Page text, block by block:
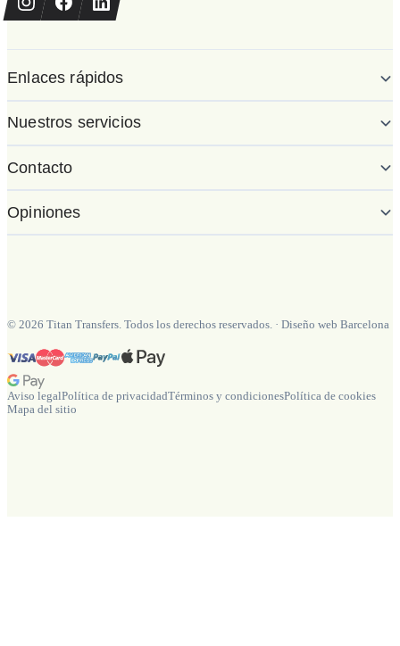
Enlaces rápidos
Nuestros servicios
Contacto
Opiniones
© 2026 Titan Transfers. Todos los derechos reservados. · Diseño web Barcelona
Aviso legalPolítica de privacidadTérminos y condicionesPolítica de cookies
Mapa del sitio